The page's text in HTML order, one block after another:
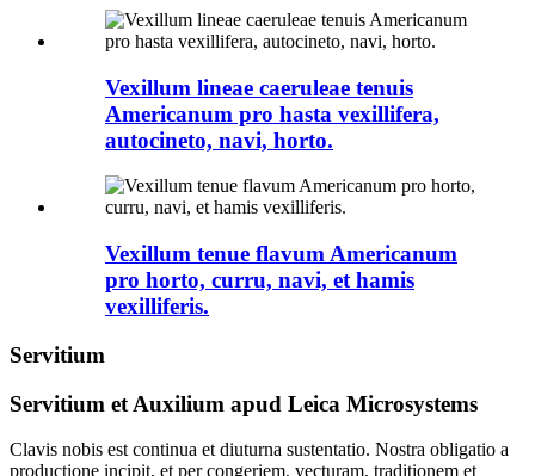
Vexillum lineae caeruleae tenuis
Americanum pro hasta vexillifera,
autocineto, navi, horto.
Vexillum tenue flavum Americanum
pro horto, curru, navi, et hamis
vexilliferis.
Servitium
Servitium et Auxilium apud Leica Microsystems
Clavis nobis est continua et diuturna sustentatio. Nostra obligatio a
productione incipit, et per congeriem, vecturam, traditionem et